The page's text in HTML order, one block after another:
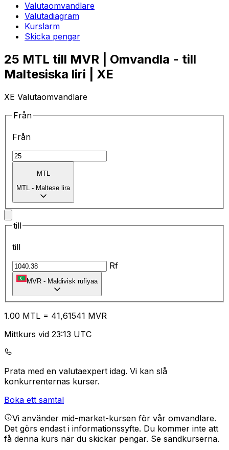
Valutaomvandlare
Valutadiagram
Kurslarm
Skicka pengar
25 MTL till MVR | Omvandla - till
Maltesiska liri | XE
XE Valutaomvandlare
Från
Från
MTL
MTL - Maltese lira
till
till
Rf
MVR - Maldivisk rufiyaa
1.00 MTL = 41,61541 MVR
Mittkurs vid 23:13 UTC
Prata med en valutaexpert idag. Vi kan slå
konkurrenternas kurser.
Boka ett samtal
Vi använder mid-market-kursen för vår omvandlare.
Det görs endast i informationssyfte. Du kommer inte att
få denna kurs när du skickar pengar. Se sändkurserna.